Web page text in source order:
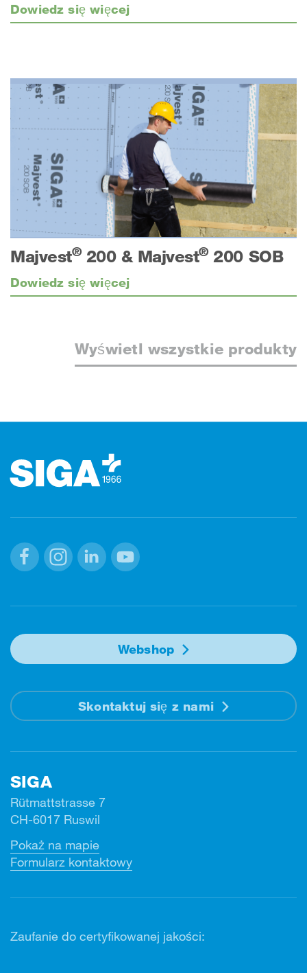
Dowiedz się więcej
Majvest®200 & Majvest®200 SOB
Dowiedz się więcej
Wyświetl wszystkie produkty
Webshop
Skontaktuj się z nami
SIGA
Rütmattstrasse 7
CH-6017 Ruswil
Pokaż na mapie
Formularz kontaktowy
Zaufanie do certyfikowanej jakości: